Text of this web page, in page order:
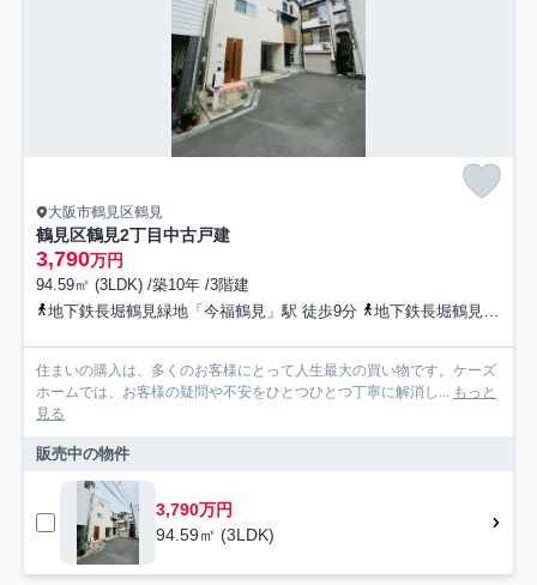
大阪市鶴見区鶴見
鶴見区鶴見2丁目中古戸建
3,790万円
94.59㎡ (3LDK) /築10年 /3階建
地下鉄長堀鶴見緑地「今福鶴見」駅 徒歩9分
地下鉄長堀鶴見緑地「横堤」駅 徒歩14分
住まいの購入は、多くのお客様にとって人生最大の買い物です。ケーズ
ホームでは、お客様の疑問や不安をひとつひとつ丁寧に解消し... もっと
見る
販売中の物件
3,790万円
94.59㎡ (3LDK)